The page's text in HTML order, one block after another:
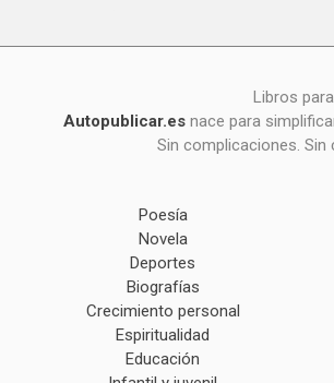
Libros
Autopublicar.es nace para
Sin complicaciones. Sin
Poesía
Novela
Deportes
Biografías
Crecimiento personal
Espiritualidad
Educación